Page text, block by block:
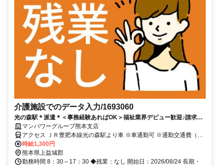
介護施設でのデータ入力/1693060
光の森駅＊派遣＊＜事務経験あればOK＞福祉業界デビュー歓迎♪請求事
務＋受付／17時台退社／開始日：2026/08/24
マンパワーグループ熊本支店
アクセス ＪＲ豊肥本線光の森駅より車 ※車通勤可 ※通勤交通費（別
途支給、規定あり）、残業代、社会保険加入★17時台迄 ★残業なし
時給1,300円
熊本県上益城郡
勤務時間 8：30～17：30 ◆残業：なし 開始日：2026/08/24 長期・